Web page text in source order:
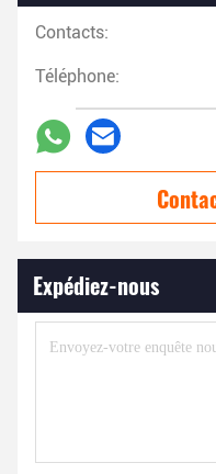
Contacts:
Téléphone:
Expédiez-nous